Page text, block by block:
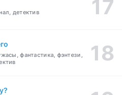
детектив
фантастика, фэнтези,